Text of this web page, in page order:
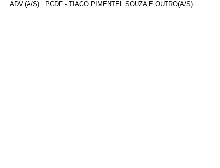
ADV.(A/S) : PGDF - TIAGO PIMENTEL SOUZA E OUTRO(A/S)